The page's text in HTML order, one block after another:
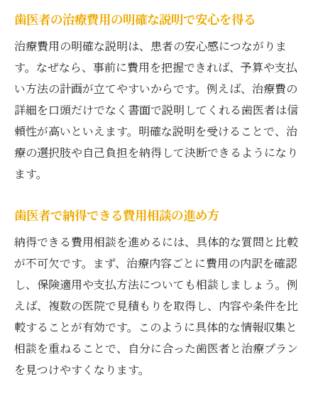
歯医者の治療費用の明確な説明で安心を得る
治療費用の明確な説明は、患者の安心感につながりま
す。なぜなら、事前に費用を把握できれば、予算や支払
い方法の計画が立てやすいからです。例えば、治療費の
詳細を口頭だけでなく書面で説明してくれる歯医者は信
頼性が高いといえます。明確な説明を受けることで、治
療の選択肢や自己負担を納得して決断できるようになり
ます。
歯医者で納得できる費用相談の進め方
納得できる費用相談を進めるには、具体的な質問と比較
が不可欠です。まず、治療内容ごとに費用の内訳を確認
し、保険適用や支払方法についても相談しましょう。例
えば、複数の医院で見積もりを取得し、内容や条件を比
較することが有効です。このように具体的な情報収集と
相談を重ねることで、自分に合った歯医者と治療プラン
を見つけやすくなります。